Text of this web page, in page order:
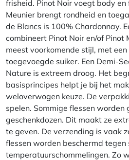
frisheid. Pinot Noir voegt body
Meunier brengt rondheid en
de Blancs is 100% Chardonnay.
combineert Pinot Noir en/of Pinot
meest voorkomende stijl, met
toegevoegde suiker. Een Demi-
Nature is extreem droog. Het
basisprincipes helpt je bij het
weloverwogen keuze. De
spelen. Sommige flessen worden
geschenkdozen. Dit maakt ze
te geven. De verzending is vaak
flessen worden beschermd tegen
temperatuurschommelingen. Zo